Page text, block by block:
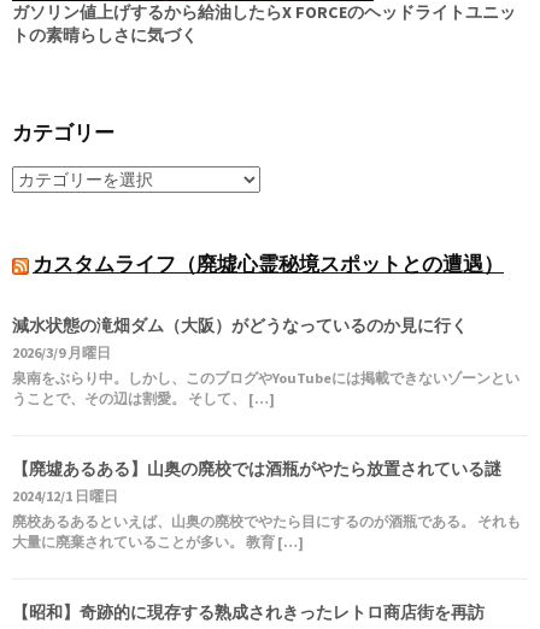
ガソリン値上げするから給油したらX FORCEのヘッドライトユニッ
トの素晴らしさに気づく
カテゴリー
カスタムライフ（廃墟心霊秘境スポットとの遭遇）
減水状態の滝畑ダム（大阪）がどうなっているのか見に行く
2026/3/9 月曜日
泉南をぶらり中。しかし、このブログやYouTubeには掲載できないゾーンとい
うことで、その辺は割愛。 そして、 […]
【廃墟あるある】山奥の廃校では酒瓶がやたら放置されている謎
2024/12/1 日曜日
廃校あるあるといえば、山奥の廃校でやたら目にするのが酒瓶である。 それも
大量に廃棄されていることが多い。 教育 […]
【昭和】奇跡的に現存する熟成されきったレトロ商店街を再訪